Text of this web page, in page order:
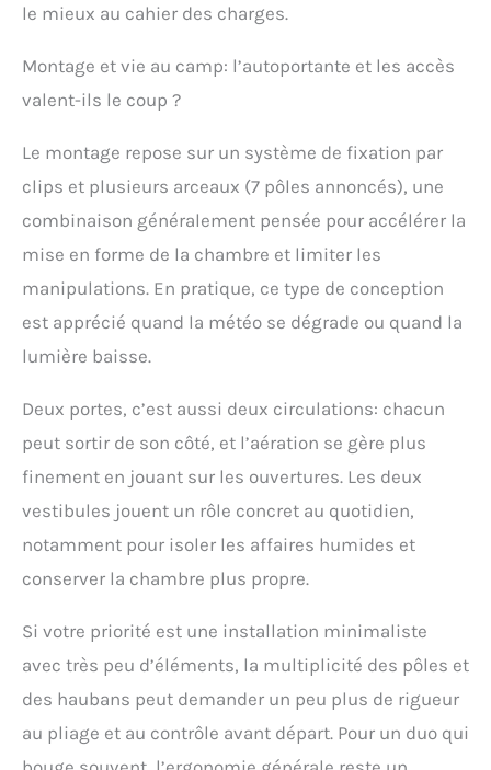
le mieux au cahier des charges.
Montage et vie au camp: l’autoportante et les accès
valent-ils le coup ?
Le montage repose sur un système de fixation par
clips et plusieurs arceaux (7 pôles annoncés), une
combinaison généralement pensée pour accélérer la
mise en forme de la chambre et limiter les
manipulations. En pratique, ce type de conception
est apprécié quand la météo se dégrade ou quand la
lumière baisse.
Deux portes, c’est aussi deux circulations: chacun
peut sortir de son côté, et l’aération se gère plus
finement en jouant sur les ouvertures. Les deux
vestibules jouent un rôle concret au quotidien,
notamment pour isoler les affaires humides et
conserver la chambre plus propre.
Si votre priorité est une installation minimaliste
avec très peu d’éléments, la multiplicité des pôles et
des haubans peut demander un peu plus de rigueur
au pliage et au contrôle avant départ. Pour un duo qui